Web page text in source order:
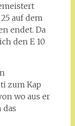
auf dem
endet. Da
den E 10
zum Kap
wo aus er
das